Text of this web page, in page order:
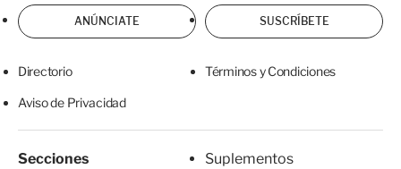
ANÚNCIATE SUSCRÍBETE
Directorio Términos y Condiciones
Aviso de Privacidad
Secciones
Suplementos